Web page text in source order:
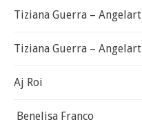
Tiziana Guerra – Angelart
Tiziana Guerra – Angelart
Aj Roi
Benelisa Franco